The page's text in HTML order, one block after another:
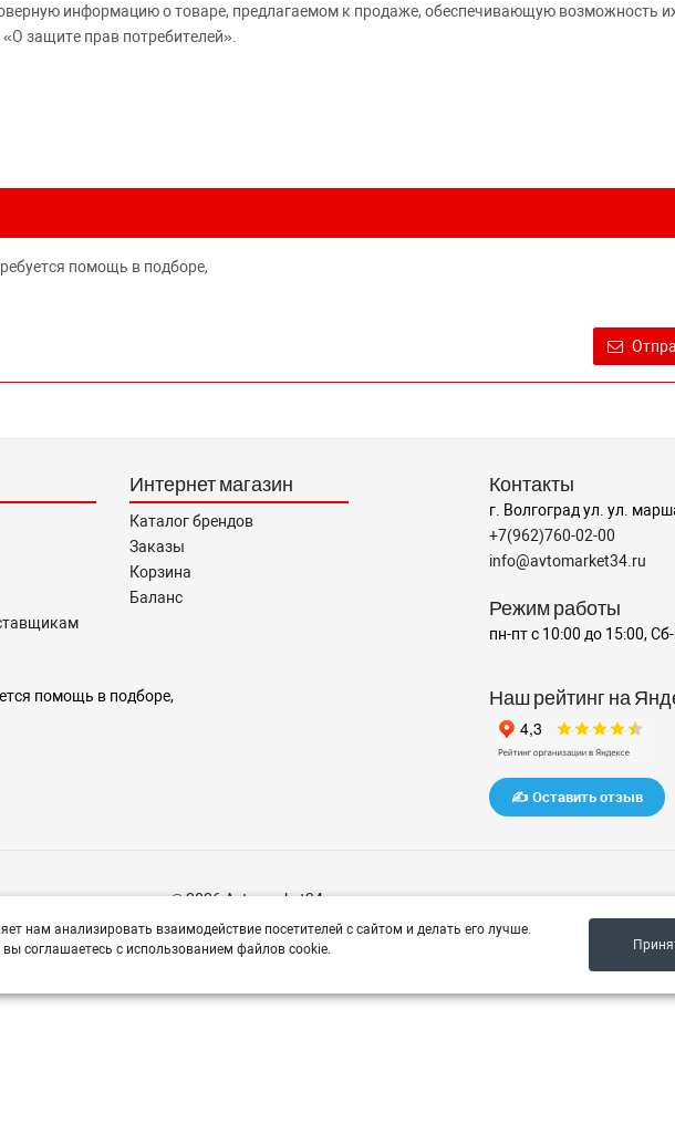
информацию о товаре, предлагаемом к продаже, обеспечивающую возможность
защите прав потребителей».
помощь в подборе,
Интернет магазин
Каталог брендов
Заказы
Корзина
Баланс
помощь в подборе,
Контакты
г. Волгоград ул. ул.
+7(962)760-02-00
info@avtomarket34.ru
Режим работы
пн-пт с 10:00 до 15:00,
Наш рейтинг на
✍️ Оставить отзыв
© 2026 Avtomarket34.ru
нам анализировать взаимодействие посетителей с сайтом и делать его лучше.
соглашаетесь с использованием файлов cookie.